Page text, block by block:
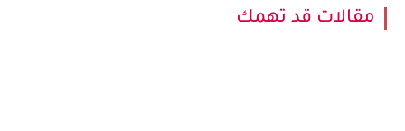
مقالات قد تهمك